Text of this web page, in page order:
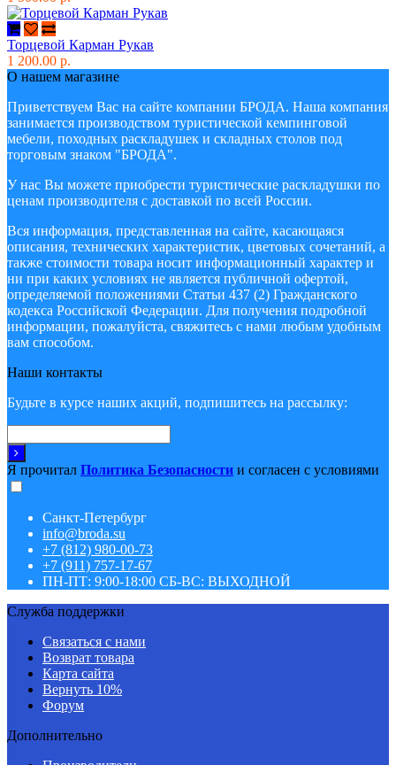
Торцевой Карман Рукав
1 200.00 р.
О нашем магазине
Приветствуем Вас на сайте компании БРОДА. Наша компания
занимается производством туристической кемпинговой
мебели, походных раскладушек и складных столов под
торговым знаком "БРОДА".
У нас Вы можете приобрести туристические раскладушки по
ценам производителя с доставкой по всей России.
Вся информация, представленная на сайте, касающаяся
описания, технических характеристик, цветовых сочетаний, а
также стоимости товара носит информационный характер и
ни при каких условиях не является публичной офертой,
определяемой положениями Статьи 437 (2) Гражданского
кодекса Российской Федерации. Для получения подробной
информации, пожалуйста, свяжитесь с нами любым удобным
вам способом.
Наши контакты
Будьте в курсе наших акций, подпишитесь на рассылку:
Я прочитал Политика Безопасности и согласен с условиями
Санкт-Петербург
info@broda.su
+7 (812) 980-00-73
+7 (911) 757-17-67
ПН-ПТ: 9:00-18:00 СБ-ВС: ВЫХОДНОЙ
Служба поддержки
Связаться с нами
Возврат товара
Карта сайта
Вернуть 10%
Форум
Дополнительно